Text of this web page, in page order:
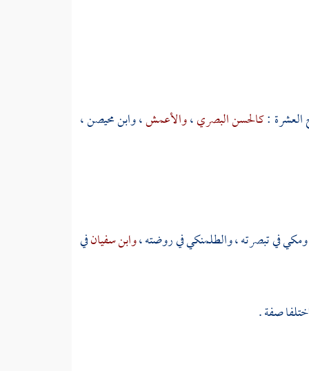
:كالحسن البصري،والأعمش،وابن محيصن،
ومكيفي تبصرته ،والطلمنكيفي روضته ،وابن سفيانفي
صفة .